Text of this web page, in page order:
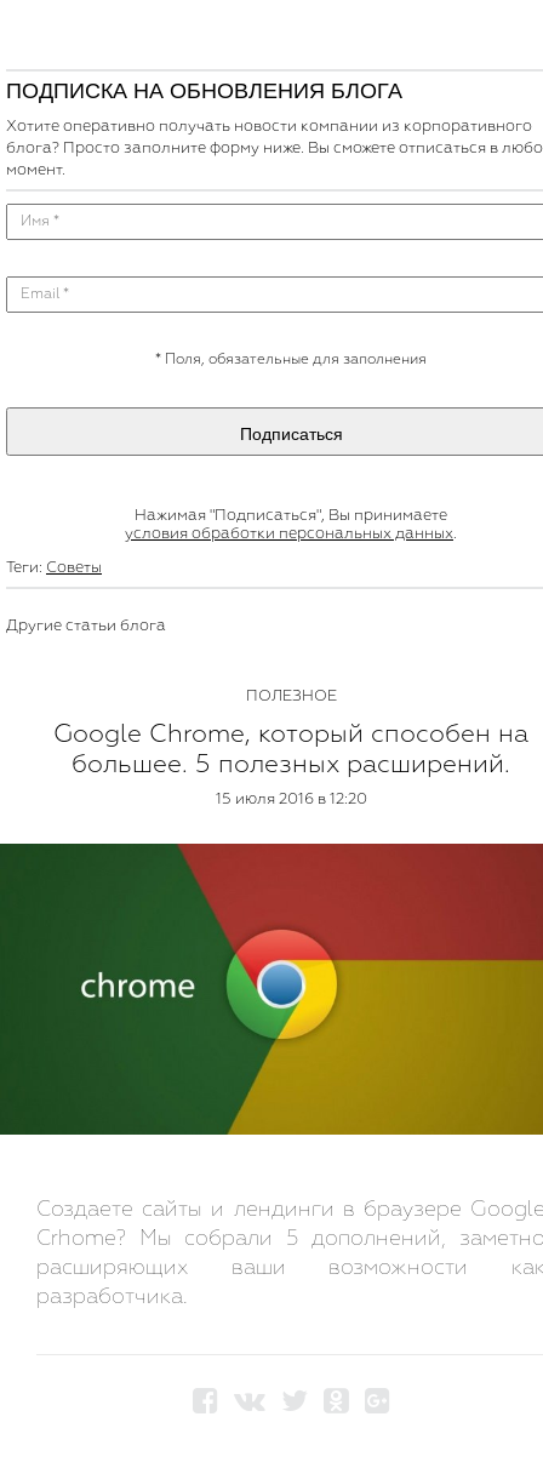
ПОДПИСКА НА ОБНОВЛЕНИЯ БЛОГА
Хотите оперативно получать новости компании из корпоративного
блога? Просто заполните форму ниже. Вы сможете отписаться в
момент.
* Поля, обязательные для заполнения
Подписаться
Нажимая "Подписаться", Вы принимаете
условия обработки персональных данных
Теги: Советы
Другие статьи блога
ПОЛЕЗНОЕ
Google Chrome, который способен на
большее. 5 полезных расширений.
15 июля 2016 в 12:20
Создаете сайты и лендинги в браузере
Crhome? Мы собрали 5 дополнений,
расширяющих ваши возможности
разработчика.